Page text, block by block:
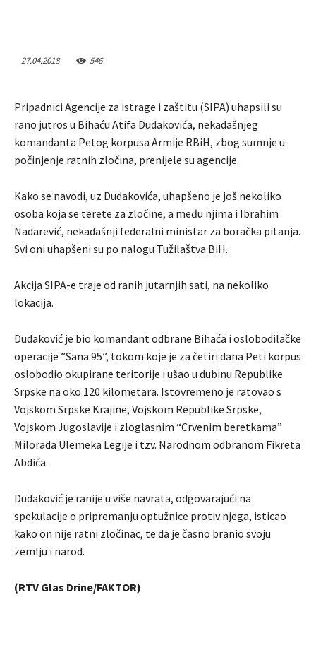
27.04.2018 546
Pripadnici Agencije za istrage i zaštitu (SIPA) uhapsili su
rano jutros u Bihaću Atifa Dudakovića, nekadašnjeg
komandanta Petog korpusa Armije RBiH, zbog sumnje u
počinjenje ratnih zločina, prenijele su agencije.
Kako se navodi, uz Dudakovića, uhapšeno je još nekoliko
osoba koja se terete za zločine, a među njima i Ibrahim
Nadarević, nekadašnji federalni ministar za boračka pitanja.
Svi oni uhapšeni su po nalogu Tužilaštva BiH.
Akcija SIPA-e traje od ranih jutarnjih sati, na nekoliko
lokacija.
Dudaković je bio komandant odbrane Bihaća i oslobodilačke
operacije ”Sana 95”, tokom koje je za četiri dana Peti korpus
oslobodio okupirane teritorije i ušao u dubinu Republike
Srpske na oko 120 kilometara. Istovremeno je ratovao s
Vojskom Srpske Krajine, Vojskom Republike Srpske,
Vojskom Jugoslavije i zloglasnim “Crvenim beretkama”
Milorada Ulemeka Legije i tzv. Narodnom odbranom Fikreta
Abdića.
Dudaković je ranije u više navrata, odgovarajući na
spekulacije o pripremanju optužnice protiv njega, isticao
kako on nije ratni zločinac, te da je časno branio svoju
zemlju i narod.
(RTV Glas Drine/FAKTOR)